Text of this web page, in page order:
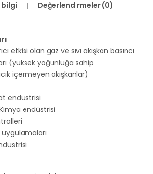
bilgi Değerlendirmeler (0)
etkisi olan gaz ve sıvı akışkan basıncı
(yüksek yoğunluğa sahip
içermeyen akışkanlar)
endüstrisi
endüstrisi